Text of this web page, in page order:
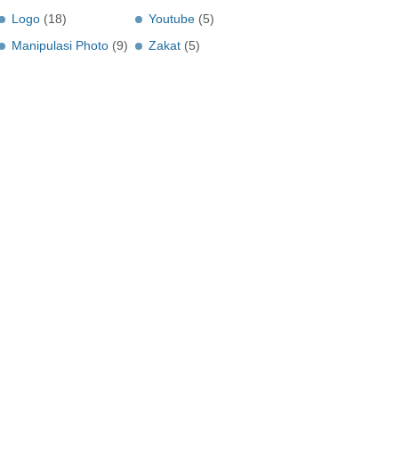
Logo (18)
Manipulasi Photo (9)
Youtube (5)
Zakat (5)